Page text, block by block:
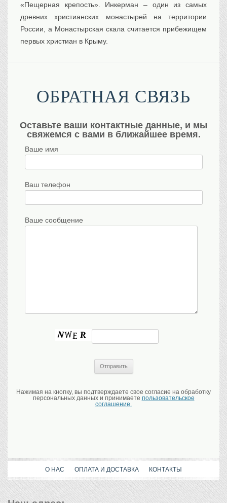
«Пещерная крепость». Инкерман – один из самых
древних христианских монастырей на территории
России, а Монастырская скала считается прибежищем
первых христиан в Крыму.
ОБРАТНАЯ СВЯЗЬ
Оставьте ваши контактные данные, и мы
свяжемся с вами в ближайшее время.
Ваше имя
Ваш телефон
Ваше сообщение
Нажимая на кнопку, вы подтверждаете свое согласие на обработку
персональных данных и принимаете пользовательское
соглашение.
О НАС ОПЛАТА И ДОСТАВКА КОНТАКТЫ